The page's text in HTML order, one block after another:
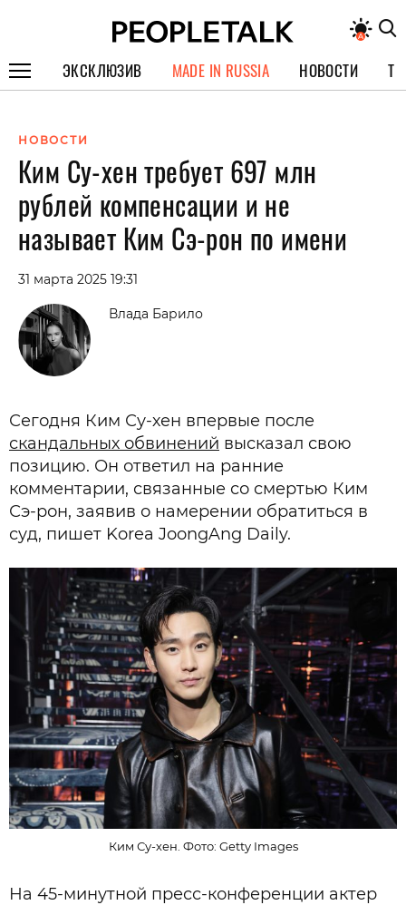
ЭКСКЛЮЗИВ
СПЕЦПРОЕКТЫ
ИНТЕРВЬЮ
ПОКОЛЕНИЕ
MADE IN RUSSIA НОВОСТИ
НОВОСТИ
Ким Су-хен требует 697 млн
рублей компенсации и не
называет Ким Сэ-рон по имени
31 марта 2025 19:31
Влада Барило
Сегодня Ким Су-хен впервые после
скандальных обвинений высказал свою
позицию. Он ответил на ранние
комментарии, связанные со смертью Ким
Сэ-рон, заявив о намерении обратиться в
суд, пишет Korea JoongAng Daily.
Ким Су-хен. Фото: Getty Images
На 45-минутной пресс-конференции актер